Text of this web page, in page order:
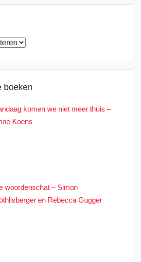
boeken
komen we niet meer thuis –
Koens
woordenschat – Simon
en Rebecca Gugger